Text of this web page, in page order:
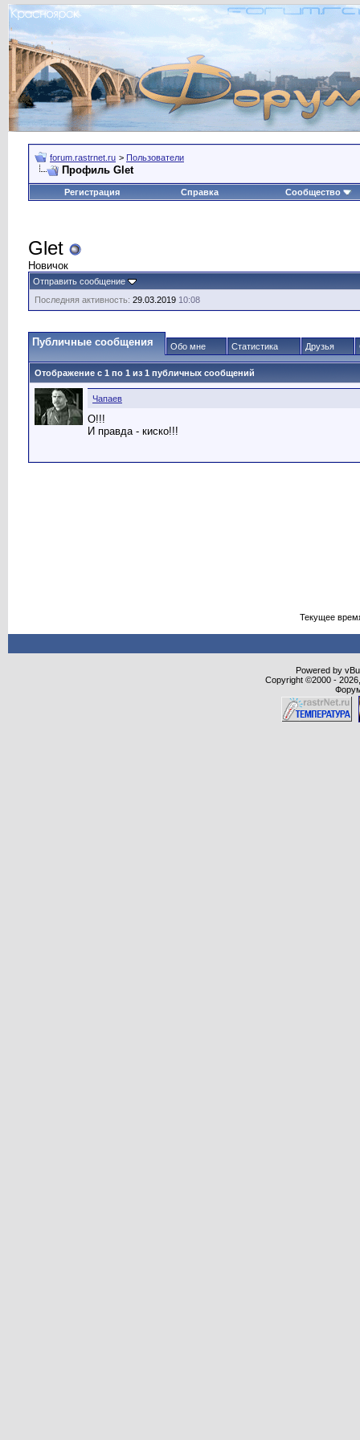
forum.rastrnet.ru > Пользователи
Профиль Glet
Регистрация Справка Сообщество
Glet
Новичок
Отправить сообщение
Последняя активность: 29.03.2019 10:08
Публичные сообщения Обо мне Статистика Друзья
Отображение с 1 по 1 из 1 публичных сообщений
Чапаев
О!!!
И правда - киско!!!
Текущее
Powered by
Copyright ©2000 -